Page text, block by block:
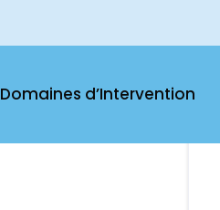
Domaines d’Intervention